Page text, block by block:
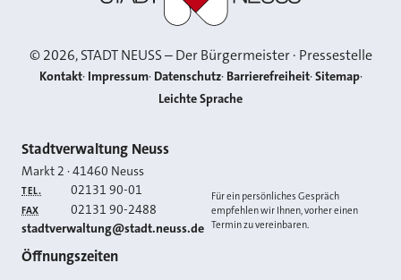
©2026, STADT NEUSS – Der Bürgermeister · Pressestelle
Kontakt Impressum Datenschutz Barrierefreiheit Sitemap
Leichte Sprache
Kontakt
Stadtverwaltung Neuss
Markt 2 ·41460 Neuss
TEL. 02131 90-01
FAX 02131 90-2488
E-MAIL
stadtverwaltung@stadt.neuss.de
Für ein persönliches Gespräch
empfehlen wir Ihnen, vorher einen
Termin zu vereinbaren.
Öffnungszeiten